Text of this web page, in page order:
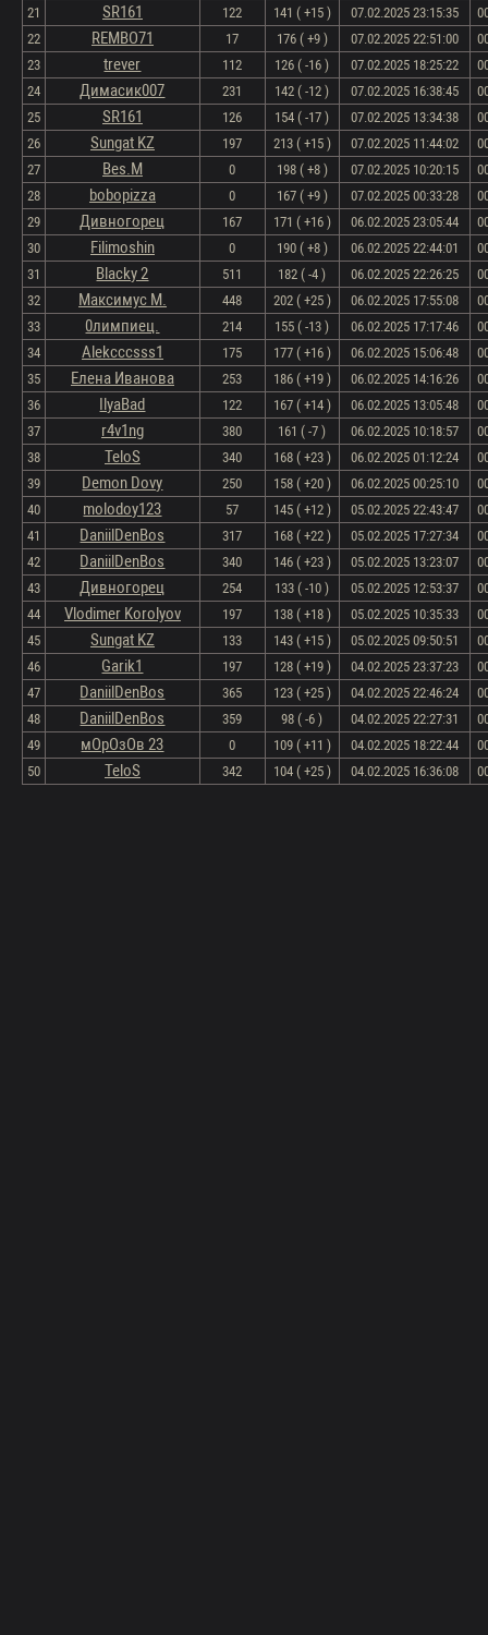
21
SR161 122 141 ( +15 ) 07.02.2025 23:15:35
22
REMBO71 17 176 ( +9 ) 07.02.2025 22:51:00
23
trever 112 126 ( -16 ) 07.02.2025 18:25:22
24
Димасик007 231 142 ( -12 ) 07.02.2025 16:38:45
25
SR161 126 154 ( -17 ) 07.02.2025 13:34:38
26
Sungat KZ 197 213 ( +15 ) 07.02.2025 11:44:02
27
Bes.M 0 198 ( +8 ) 07.02.2025 10:20:15
28
bobopizza 0 167 ( +9 ) 07.02.2025 00:33:28
29
Дивногорец 167 171 ( +16 ) 06.02.2025 23:05:44
30
Filimoshin 0 190 ( +8 ) 06.02.2025 22:44:01
31
Blacky 2 511 182 ( -4 ) 06.02.2025 22:26:25
32
Максимус М. 448 202 ( +25 ) 06.02.2025 17:55:08
33
0лимпиец. 214 155 ( -13 ) 06.02.2025 17:17:46
34
Alekcccsss1 175 177 ( +16 ) 06.02.2025 15:06:48
35
Елена Иванова 253 186 ( +19 ) 06.02.2025 14:16:26
36
IlyaBad 122 167 ( +14 ) 06.02.2025 13:05:48
37
r4v1ng 380 161 ( -7 ) 06.02.2025 10:18:57
38
TeloS 340 168 ( +23 ) 06.02.2025 01:12:24
39
Demon Dovy 250 158 ( +20 ) 06.02.2025 00:25:10
40
molodoy123 57 145 ( +12 ) 05.02.2025 22:43:47
41
DaniilDenBos 317 168 ( +22 ) 05.02.2025 17:27:34
42
DaniilDenBos 340 146 ( +23 ) 05.02.2025 13:23:07
43
Дивногорец 254 133 ( -10 ) 05.02.2025 12:53:37
44
Vlodimer Korolyov 197 138 ( +18 ) 05.02.2025 10:35:33
45
Sungat KZ 133 143 ( +15 ) 05.02.2025 09:50:51
46
Garik1 197 128 ( +19 ) 04.02.2025 23:37:23
47
DaniilDenBos 365 123 ( +25 ) 04.02.2025 22:46:24
48
DaniilDenBos 359 98 ( -6 ) 04.02.2025 22:27:31
49
мОрОзОв 23 0 109 ( +11 ) 04.02.2025 18:22:44
50
TeloS 342 104 ( +25 ) 04.02.2025 16:36:08